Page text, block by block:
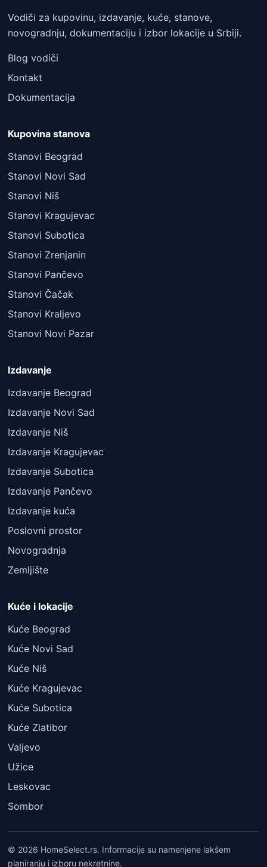
Vodiči za kupovinu, izdavanje, kuće, stanove,
novogradnju, dokumentaciju i izbor lokacije u Srbiji.
Blog vodiči
Kontakt
Dokumentacija
Kupovina stanova
Stanovi Beograd
Stanovi Novi Sad
Stanovi Niš
Stanovi Kragujevac
Stanovi Subotica
Stanovi Zrenjanin
Stanovi Pančevo
Stanovi Čačak
Stanovi Kraljevo
Stanovi Novi Pazar
Izdavanje
Izdavanje Beograd
Izdavanje Novi Sad
Izdavanje Niš
Izdavanje Kragujevac
Izdavanje Subotica
Izdavanje Pančevo
Izdavanje kuća
Poslovni prostor
Novogradnja
Zemljište
Kuće i lokacije
Kuće Beograd
Kuće Novi Sad
Kuće Niš
Kuće Kragujevac
Kuće Subotica
Kuće Zlatibor
Valjevo
Užice
Leskovac
Sombor
© 2026 HomeSelect.rs. Informacije su namenjene lakšem
planiranju i izboru nekretnine.